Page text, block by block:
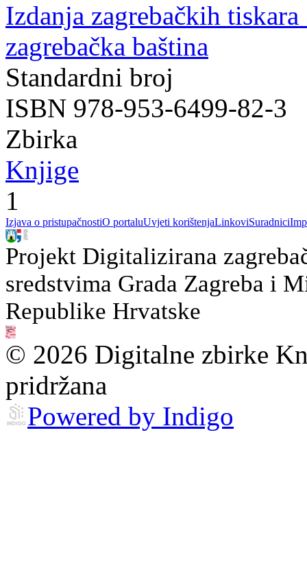
Izdanja zagrebačkih
zagrebačka baština
Standardni broj
ISBN 978-953-6499-82-3
Zbirka
Knjige
1
Izjava o pristupačnostiO portaluUvjeti korištenjaLinkoviSuradnici
Projekt Digitalizirana
sredstvima Grada Zagreba i
Republike Hrvatske
© 2026 Digitalne zbirke
pridržana
Powered by Indigo